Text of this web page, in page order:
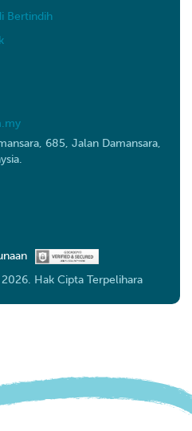
685, Jalan Damansara,
Bertindih
Hak Cipta Terpelihara